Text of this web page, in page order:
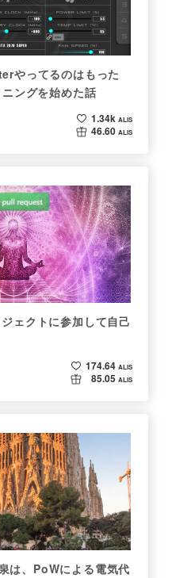
やってるのはもった
ングを始めた話
1.34k ALIS
46.60 ALIS
ェクトに参加して自己
174.64 ALIS
85.05 ALIS
は、PoWによる電気代